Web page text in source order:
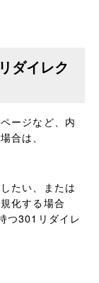
ダイレク
ージなど、内
合は、
たい、または
化する場合
つ301リダイレ